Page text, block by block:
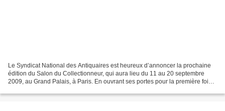
Le Syndicat National des Antiquaires est heureux d’annoncer la prochaine
édition du Salon du Collectionneur, qui aura lieu du 11 au 20 septembre
2009, au Grand Palais, à Paris. En ouvrant ses portes pour la première fois